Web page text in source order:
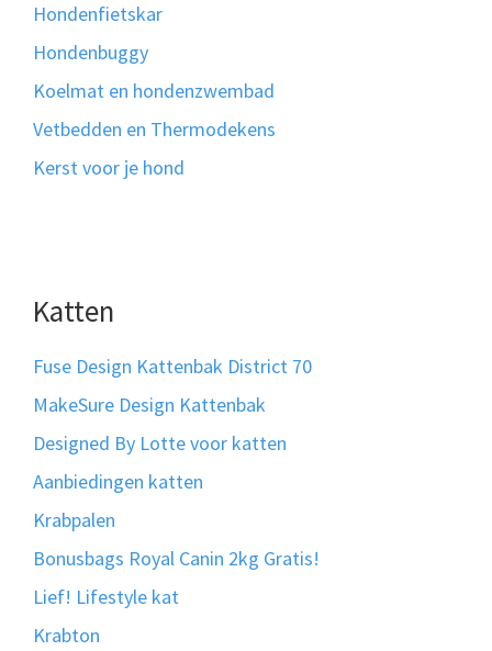
Hondenfietskar
Hondenbuggy
Koelmat en hondenzwembad
Vetbedden en Thermodekens
Kerst voor je hond
Katten
Fuse Design Kattenbak District 70
MakeSure Design Kattenbak
Designed By Lotte voor katten
Aanbiedingen katten
Krabpalen
Bonusbags Royal Canin 2kg Gratis!
Lief! Lifestyle kat
Krabton